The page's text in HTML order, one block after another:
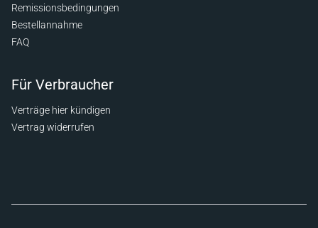
Remissionsbedingungen
Bestellannahme
FAQ
Für Verbraucher
Verträge hier kündigen
Vertrag widerrufen